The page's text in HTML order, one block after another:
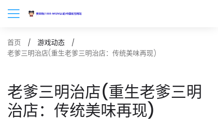
首页
游戏动态
老爹三明治店(重生老爹三明治店：传统美味再现)
老爹三明治店(重生老爹三明
治店：传统美味再现)